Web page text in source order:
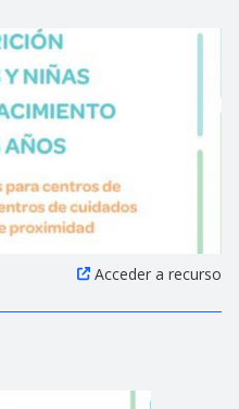
Acceder a recurso